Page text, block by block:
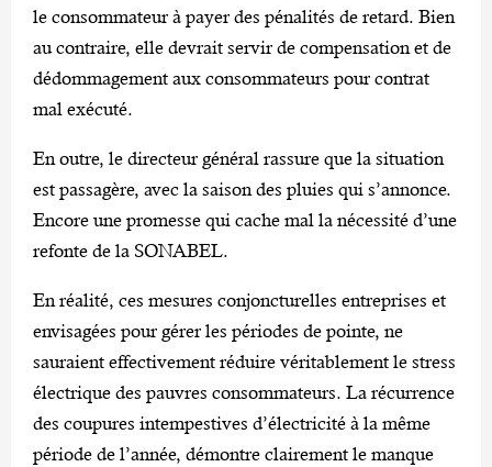
le consommateur à payer des pénalités de retard. Bien
au contraire, elle devrait servir de compensation et de
dédommagement aux consommateurs pour contrat
mal exécuté.
En outre, le directeur général rassure que la situation
est passagère, avec la saison des pluies qui s’annonce.
Encore une promesse qui cache mal la nécessité d’une
refonte de la SONABEL.
En réalité, ces mesures conjoncturelles entreprises et
envisagées pour gérer les périodes de pointe, ne
sauraient effectivement réduire véritablement le stress
électrique des pauvres consommateurs. La récurrence
des coupures intempestives d’électricité à la même
période de l’année, démontre clairement le manque